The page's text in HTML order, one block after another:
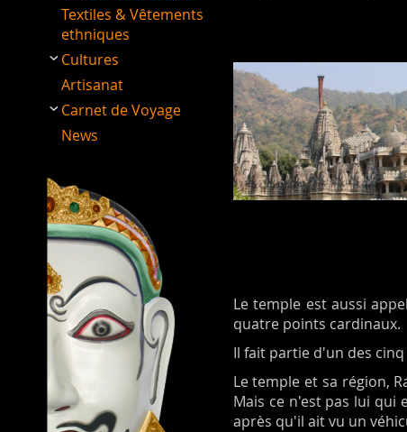
Le temple est aussi
quatre points cardinaux.
Il fait partie d'un des
Le temple et sa région,
Mais ce n'est pas lui qui
après qu'il ait vu un
Textiles & Vêtements
ethniques
Cultures
Artisanat
Carnet de Voyage
News